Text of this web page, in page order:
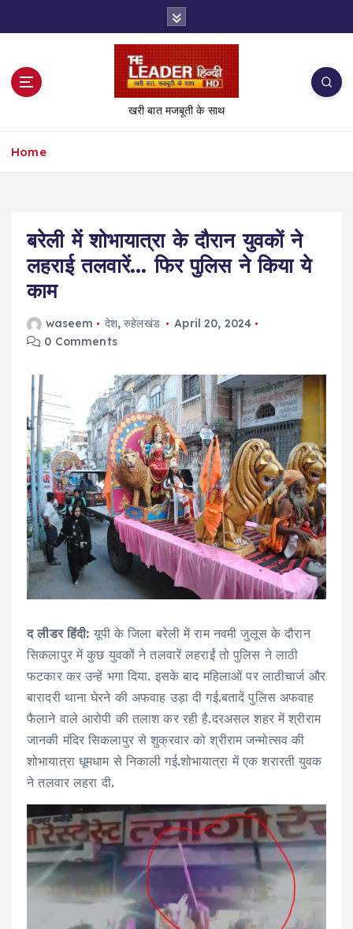
t
खरी बात मजबूती के साथ
Home
बरेली में शोभायात्रा के दौरान युवकों ने
लहराई तलवारें… फिर पुलिस ने किया ये
काम
waseem देश,रुहेलखंड
April 20, 2024
0 Comments
द लीडर हिंदी: यूपी के जिला बरेली में राम नवमी जुलूस के दौरान
सिकलापुर में कुछ युवकों ने तलवारें लहराईं तो पुलिस ने लाठी
फटकार कर उन्हें भगा दिया. इसके बाद महिलाओं पर लाठीचार्ज और
बारादरी थाना घेरने की अफवाह उड़ा दी गई.बतादें पुलिस अफवाह
फैलाने वाले आरोपी की तलाश कर रही है.दरअसल शहर में श्रीराम
जानकी मंदिर सिकलापुर से शुक्रवार को श्रीराम जन्मोत्सव की
शोभायात्रा धूमधाम से निकाली गई.शोभायात्रा में एक शरारती युवक
ने तलवार लहरा दी.